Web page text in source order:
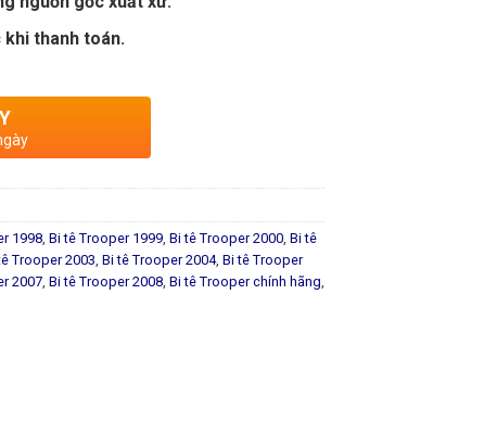
thanh toán.
1998, Bi tê Trooper 1999, Bi tê Trooper 2000, Bi tê
Trooper 2003, Bi tê Trooper 2004, Bi tê Trooper
2007, Bi tê Trooper 2008, Bi tê Trooper chính hãng,